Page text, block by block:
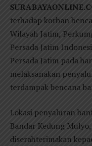
terhadap korban
Wilayah Jatim,
Persada Jatim
Persada Jatim pada
melaksanakan
terdampak bencana
Lokasi penyaluran
Bandar Kedung
diserahterimakan